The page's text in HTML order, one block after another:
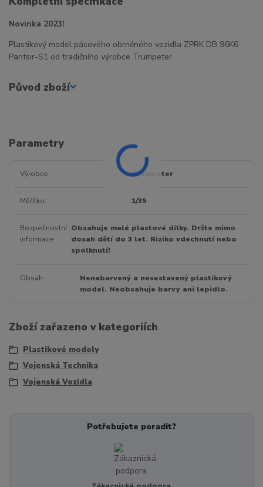
Novinka 2023!
Plastikový model pásového obrněného vozidla ZPRK DB 96K6
Pantsir-S1 od tradičního výrobce Trumpeter.
Původ zboží
Parametry
Výrobce Trumpeter
Měřítko 1/35
Bezpečnostní
informace
Obsahuje malé plastové dílky. Držte mimo
dosah dětí do 3 let. Riziko vdechnutí nebo
spolknutí!
Obsah
Nenabarvený a nesestavený plastikový
model. Neobsahuje barvy ani lepidlo.
Zboží zařazeno v kategoriích
Plastikové modely
Vojenská Technika
Vojenská Vozidla
Potřebujete poradit?